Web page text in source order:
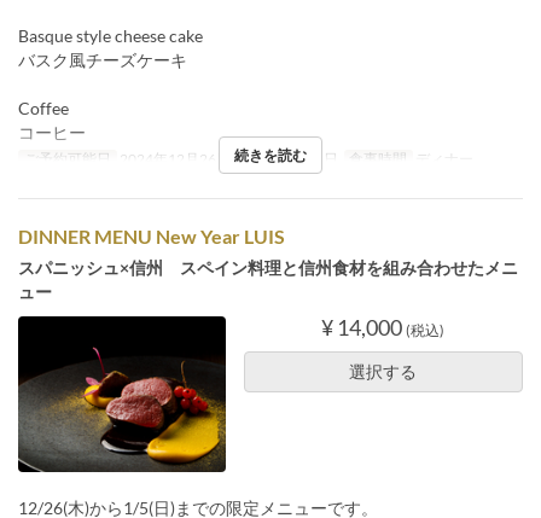
Basque style cheese cake
バスク風チーズケーキ
Coffee
コーヒー
ご予約可能日 2024年12月26日 ~ 2025年1月5日 食事時間 ディナー
続きを読む
DINNER MENU New Year LUIS
スパニッシュ×信州 スペイン料理と信州食材を組み合わせたメニ
ュー
¥ 14,000 (税込)
選択する
12/26(木)から1/5(日)までの限定メニューです。